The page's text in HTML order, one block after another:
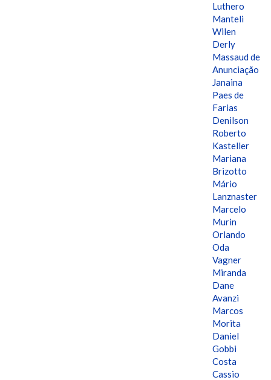
Luthero
Manteli
Wilen
Derly
Massaud de
Anunciação
Janaina
Paes de
Farias
Denilson
Roberto
Kasteller
Mariana
Brizotto
Mário
Lanznaster
Marcelo
Murin
Orlando
Oda
Vagner
Miranda
Dane
Avanzi
Marcos
Morita
Daniel
Gobbi
Costa
Cassio